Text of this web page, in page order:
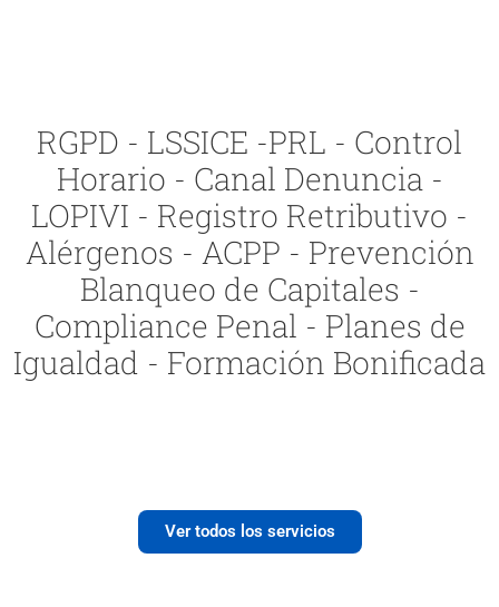
RGPD - LSSICE -PRL - Control
Horario - Canal Denuncia -
LOPIVI - Registro Retributivo -
Alérgenos - ACPP - Prevención
Blanqueo de Capitales -
Compliance Penal - Planes de
Igualdad - Formación Bonificada
Ver todos los servicios